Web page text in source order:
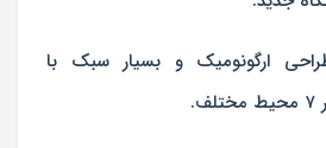
ارگونومیک و بسیار سبک با